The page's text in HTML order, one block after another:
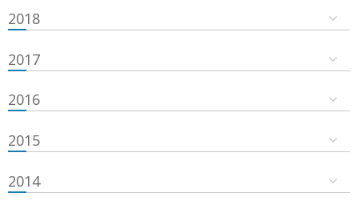
2018
2017
2016
2015
2014